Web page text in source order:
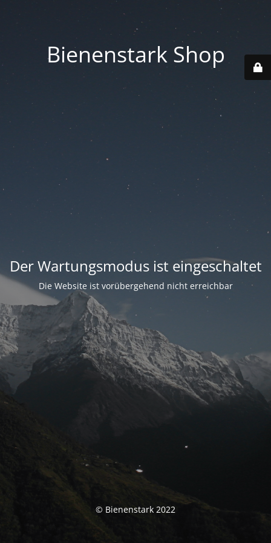
Bienenstark Shop
Der Wartungsmodus ist eingeschaltet
Die Website ist vorübergehend nicht erreichbar
© Bienenstark 2022